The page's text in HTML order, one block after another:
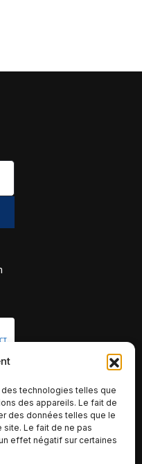
technologies telles que
des appareils. Le fait de
des données telles que le
site. Le fait de ne pas
effet négatif sur certaines